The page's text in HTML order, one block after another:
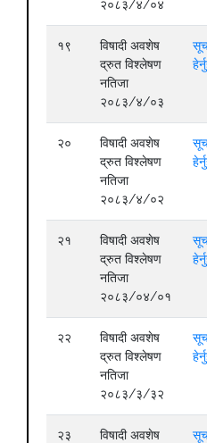
२०८३/४/०४
१९
विषादी अवशेष
द्रुत विश्लेषण
नतिजा
२०८३/४/०३
२०
विषादी अवशेष
द्रुत विश्लेषण
नतिजा
२०८३/४/०२
२१
विषादी अवशेष
द्रुत विश्लेषण
नतिजा
२०८३/०४/०१
२२
विषादी अवशेष
द्रुत विश्लेषण
नतिजा
२०८३/३/३२
२३
विषादी अवशेष